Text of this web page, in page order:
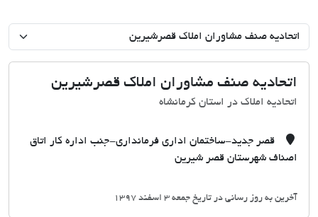
اتحادیه صنف مشاوران املاک قصرشیرین
اتحادیه املاک در استان کرمانشاه
قصر جدید-ساختمان اداری فرمانداری-جنب اداره کار اتاق
اصناف شهرستان قصر شیرین
آخرین به روز رسانی در تاریخ جمعه 3 اسفند 1397